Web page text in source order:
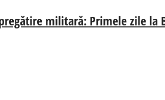
militară: Primele zile la